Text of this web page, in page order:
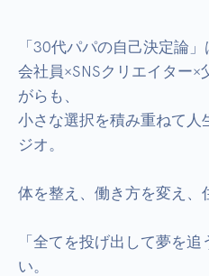
「30代パパの自己決定論」
会社員×SNSクリエイター
がらも、
小さな選択を積み重ねて人
ジオ。
体を整え、働き方を変え、
「全てを投げ出して夢を
い。